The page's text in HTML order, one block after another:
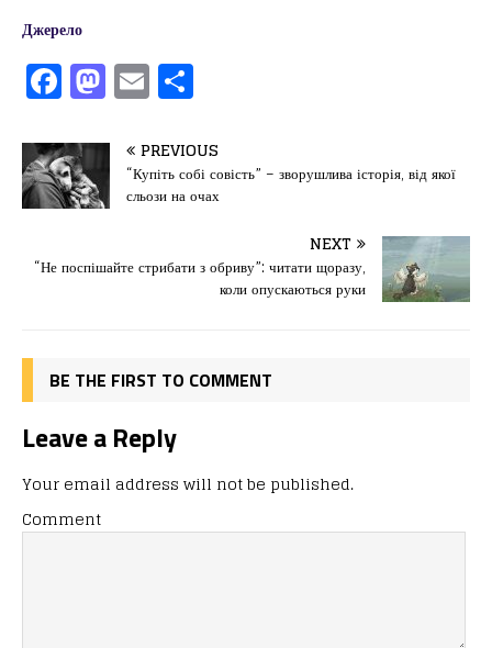
Джерело
F
a
c
e
b
o
o
M
a
st
o
d
o
n
E
m
ai
l
іл
и
т
ис
я
PREVIOUS
“Купіть собі совість” – зворушлива історія, від якої
сльози на очах
NEXT
“Не поспішайте стрибати з обриву”: читати щоразу,
коли опускаються руки
BE THE FIRST TO COMMENT
Leave a Reply
Your email address will not be published.
Comment